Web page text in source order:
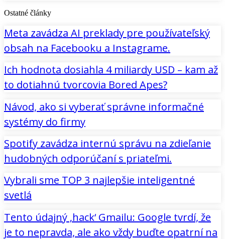
Ostatné články
Meta zavádza AI preklady pre používateľský
obsah na Facebooku a Instagrame.
Ich hodnota dosiahla 4 miliardy USD – kam až
to dotiahnú tvorcovia Bored Apes?
Návod, ako si vyberať správne informačné
systémy do firmy
Spotify zavádza internú správu na zdieľanie
hudobných odporúčaní s priateľmi.
Vybrali sme TOP 3 najlepšie inteligentné
svetlá
Tento údajný ‚hack‘ Gmailu: Google tvrdí, že
je to nepravda, ale ako vždy buďte opatrní na